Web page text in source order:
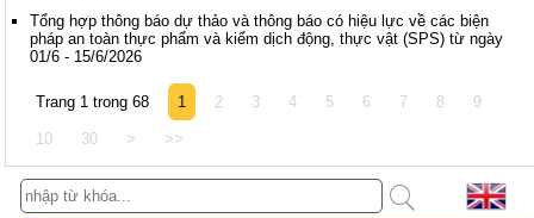
Tổng hợp thông báo dự thảo và thông báo có hiệu lực về các biện
pháp an toàn thực phẩm và kiểm dịch động, thực vật (SPS) từ ngày
01/6 - 15/6/2026
Trang 1 trong 68 1 2 3 4 5 6 7 8 9
10 30 > >>